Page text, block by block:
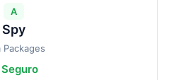
A
Spy
Packages
Seguro